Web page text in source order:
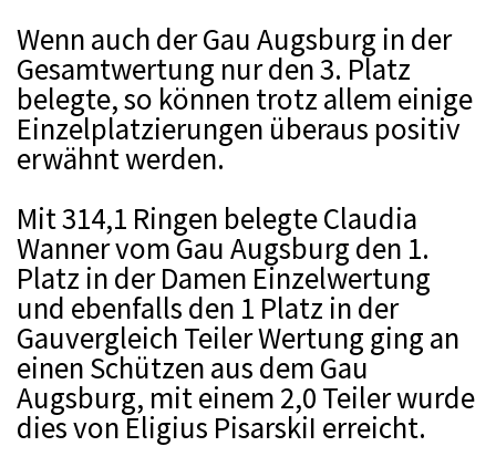
Wenn auch der Gau Augsburg in der
Gesamtwertung nur den 3. Platz
belegte, so können trotz allem einige
Einzelplatzierungen überaus positiv
erwähnt werden.
Mit 314,1 Ringen belegte Claudia
Wanner vom Gau Augsburg den 1.
Platz in der Damen Einzelwertung
und ebenfalls den 1 Platz in der
Gauvergleich Teiler Wertung ging an
einen Schützen aus dem Gau
Augsburg, mit einem 2,0 Teiler wurde
dies von Eligius PisarskiI erreicht.